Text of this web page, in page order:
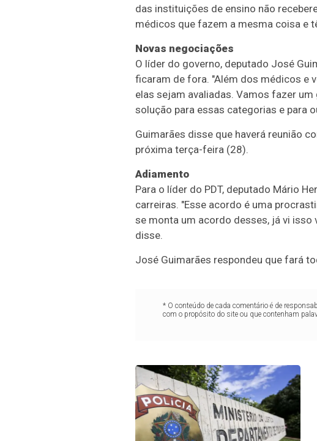
das instituições de ensino não
médicos que fazem a mesma coisa e
Novas negociações
O líder do governo, deputado José
ficaram de fora. "Além dos médicos e
elas sejam avaliadas. Vamos fazer
solução para essas categorias e para
Guimarães disse que haverá reunião
próxima terça-feira (28).
Adiamento
Para o líder do PDT, deputado Mário
carreiras. "Esse acordo é uma
se monta um acordo desses, já vi
disse.
José Guimarães respondeu que fará
* O conteúdo de cada comentário é de
com o propósito do site ou que contenham